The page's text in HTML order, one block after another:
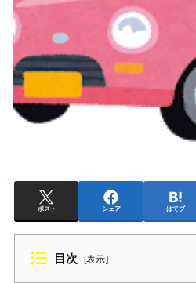
ポスト シェア はてブ
目次 [表示]